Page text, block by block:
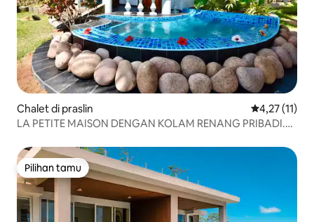
Chalet di praslin Nilai rata-
4,27 (11)
LA PETITE MAISON DENGAN KOLAM RENANG PRIBADI.
Pilihan tamu
Pilihan tamu